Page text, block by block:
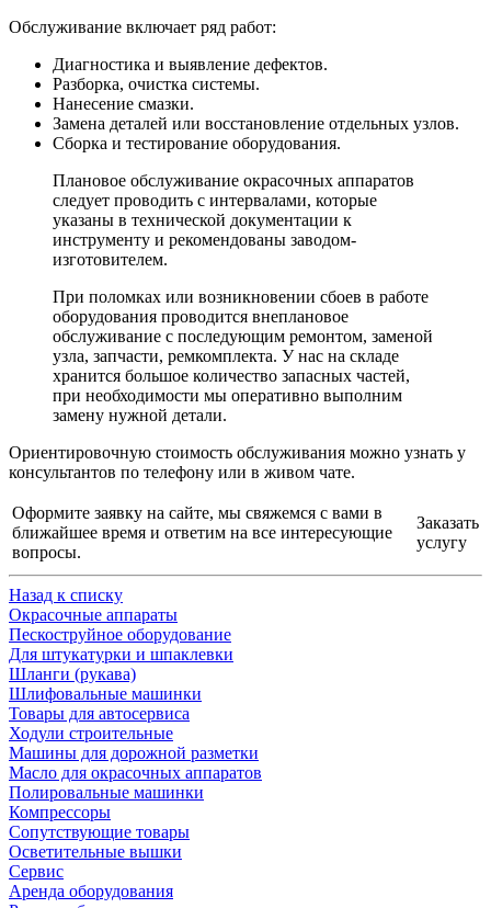
Обслуживание включает ряд работ:
Диагностика и выявление дефектов.
Разборка, очистка системы.
Нанесение смазки.
Замена деталей или восстановление отдельных узлов.
Сборка и тестирование оборудования.
Плановое обслуживание окрасочных аппаратов
следует проводить с интервалами, которые
указаны в технической документации к
инструменту и рекомендованы заводом-
изготовителем.
При поломках или возникновении сбоев в работе
оборудования проводится внеплановое
обслуживание с последующим ремонтом, заменой
узла, запчасти, ремкомплекта. У нас на складе
хранится большое количество запасных частей,
при необходимости мы оперативно выполним
замену нужной детали.
Ориентировочную стоимость обслуживания можно узнать у
консультантов по телефону или в живом чате.
Оформите заявку на сайте, мы свяжемся с вами в
ближайшее время и ответим на все интересующие
вопросы.
Заказать
услугу
Назад к списку
Окрасочные аппараты
Пескоструйное оборудование
Для штукатурки и шпаклевки
Шланги (рукава)
Шлифовальные машинки
Товары для автосервиса
Ходули строительные
Машины для дорожной разметки
Масло для окрасочных аппаратов
Полировальные машинки
Компрессоры
Сопутствующие товары
Осветительные вышки
Сервис
Аренда оборудования